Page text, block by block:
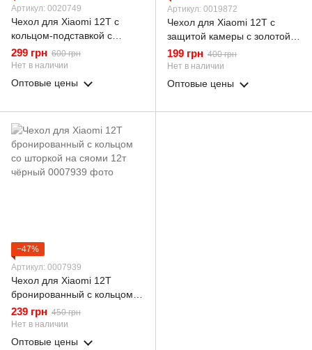
Артикул: 0020749
Чехол для Xiaomi 12T с
кольцом-подставкой с
золотой окантовкой на 12т
черничный gs1
299 грн 600 грн
Нет в наличии
Оптовые цены
Артикул: 0019872
Чехол для Xiaomi 12T с
защитой камеры с золотой
окантовкой на сяоми 12т
черничный gs1
199 грн 400 грн
Нет в наличии
Оптовые цены
−47%
Артикул: 0007939
Чехол для Xiaomi 12T
бронированный с кольцом
со шторкой на сяоми 12т
чёрный
239 грн 450 грн
Нет в наличии
Оптовые цены